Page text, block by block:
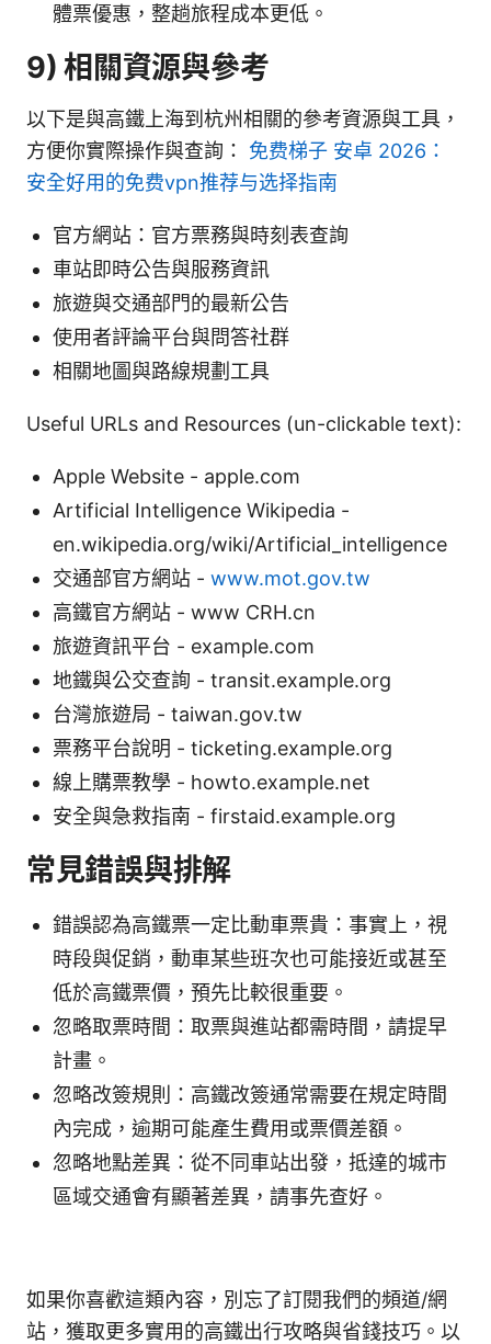
體票優惠，整趟旅程成本更低。
9) 相關資源與參考
以下是與高鐵上海到杭州相關的參考資源與工具，
方便你實際操作與查詢： 免费梯子 安卓 2026：
安全好用的免费vpn推荐与选择指南
官方網站：官方票務與時刻表查詢
車站即時公告與服務資訊
旅遊與交通部門的最新公告
使用者評論平台與問答社群
相關地圖與路線規劃工具
Useful URLs and Resources (un-clickable text):
Apple Website - apple.com
Artificial Intelligence Wikipedia -
en.wikipedia.org/wiki/Artificial_intelligence
交通部官方網站 - www.mot.gov.tw
高鐵官方網站 - www CRH.cn
旅遊資訊平台 - example.com
地鐵與公交查詢 - transit.example.org
台灣旅遊局 - taiwan.gov.tw
票務平台說明 - ticketing.example.org
線上購票教學 - howto.example.net
安全與急救指南 - firstaid.example.org
常見錯誤與排解
錯誤認為高鐵票一定比動車票貴：事實上，視
時段與促銷，動車某些班次也可能接近或甚至
低於高鐵票價，預先比較很重要。
忽略取票時間：取票與進站都需時間，請提早
計畫。
忽略改簽規則：高鐵改簽通常需要在規定時間
內完成，逾期可能產生費用或票價差額。
忽略地點差異：從不同車站出發，抵達的城市
區域交通會有顯著差異，請事先查好。
如果你喜歡這類內容，別忘了訂閱我們的頻道/網
站，獲取更多實用的高鐵出行攻略與省錢技巧。以